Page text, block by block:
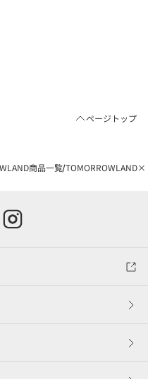
ページトップ
商品一覧 TOMORROWLAND×